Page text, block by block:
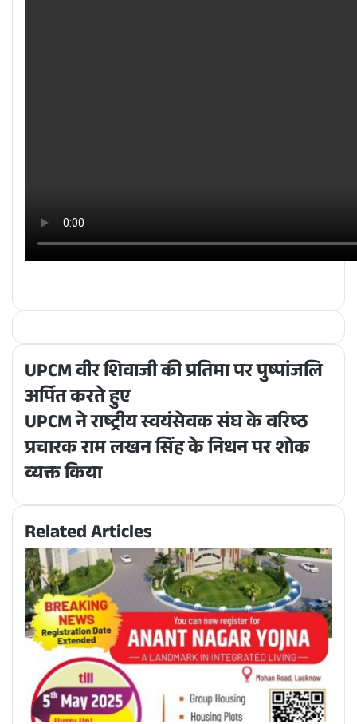
UPCM वीर शिवाजी की प्रतिमा पर पुष्पांजलि
अर्पित करते हुए
UPCM ने राष्ट्रीय स्वयंसेवक संघ के वरिष्ठ
प्रचारक राम लखन सिंह के निधन पर शोक
व्यक्त किया
Related Articles